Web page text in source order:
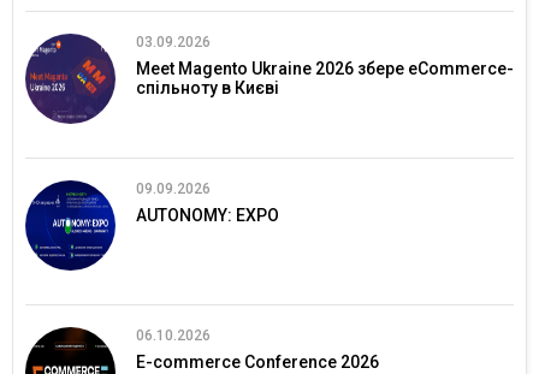
03.09.2026
Meet Magento Ukraine 2026 збере eCommerce-
спільноту в Києві
09.09.2026
AUTONOMY: EXPO
06.10.2026
E-commerce Conference 2026